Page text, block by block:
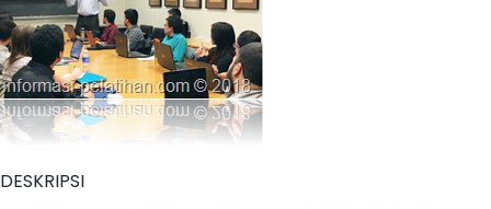
DESKRIPSI